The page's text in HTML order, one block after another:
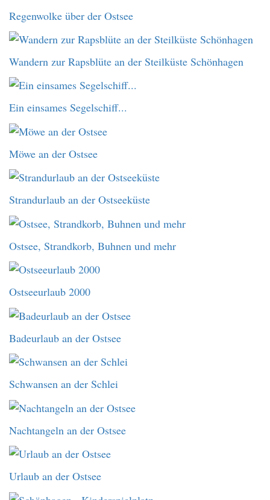
Regenwolke über der Ostsee
Wandern zur Rapsblüte an der Steilküste Schönhagen
Ein einsames Segelschiff...
Möwe an der Ostsee
Strandurlaub an der Ostseeküste
Ostsee, Strandkorb, Buhnen und mehr
Ostseeurlaub 2000
Badeurlaub an der Ostsee
Schwansen an der Schlei
Nachtangeln an der Ostsee
Urlaub an der Ostsee